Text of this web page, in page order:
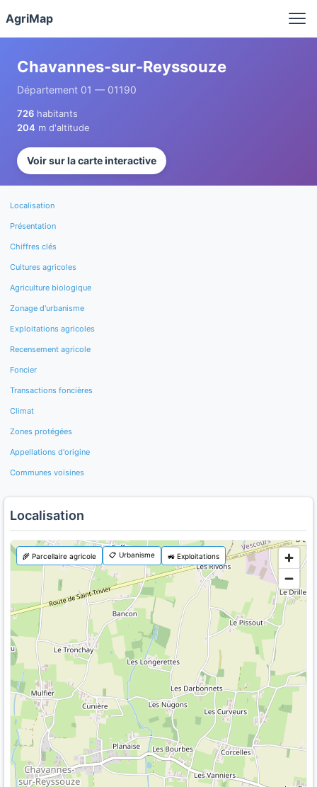
AgriMap
Chavannes-sur-Reyssouze
Département 01 — 01190
726 habitants
204 m d'altitude
Voir sur la carte interactive
Localisation
Présentation
Chiffres clés
Cultures agricoles
Agriculture biologique
Zonage d'urbanisme
Exploitations agricoles
Recensement agricole
Foncier
Transactions foncières
Climat
Zones protégées
Appellations d'origine
Communes voisines
Localisation
🌾 Parcellaire agricole 📋 Urbanisme 🚜 Exploitations